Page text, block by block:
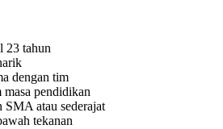
23 tahun
dengan tim
masa pendidikan
atau sederajat
tekanan